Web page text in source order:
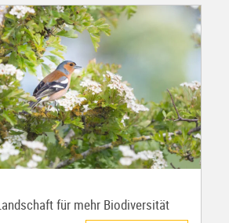
für mehr Biodiversität